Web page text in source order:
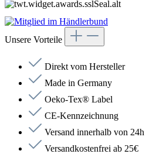
Unsere Vorteile
Direkt vom Hersteller
Made in Germany
Oeko-Tex® Label
CE-Kennzeichnung
Versand innerhalb von 24h
Versandkostenfrei ab 25€